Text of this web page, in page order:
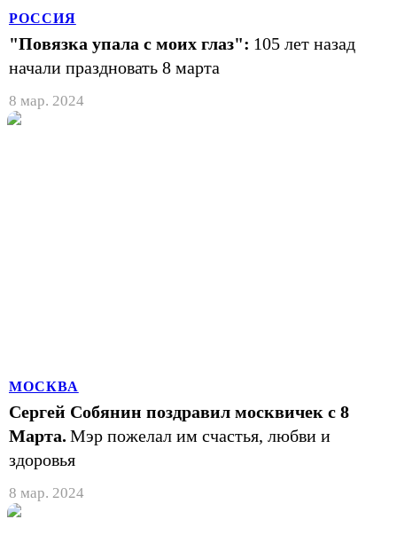
РОССИЯ
"Повязка упала с моих глаз": 105 лет назад
начали праздновать 8 марта
8 мар. 2024
МОСКВА
Сергей Собянин поздравил москвичек с 8
Марта. Мэр пожелал им счастья, любви и
здоровья
8 мар. 2024